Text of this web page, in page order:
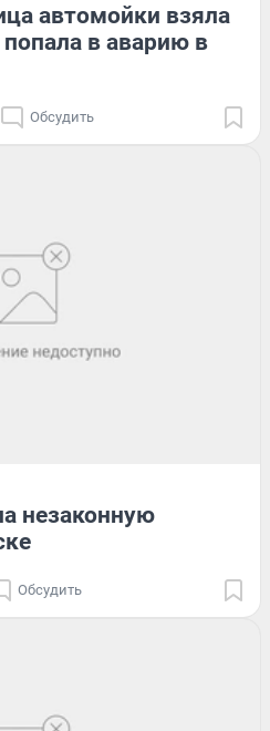
автомойки взяла
в аварию в
Обсудить
незаконную
Обсудить